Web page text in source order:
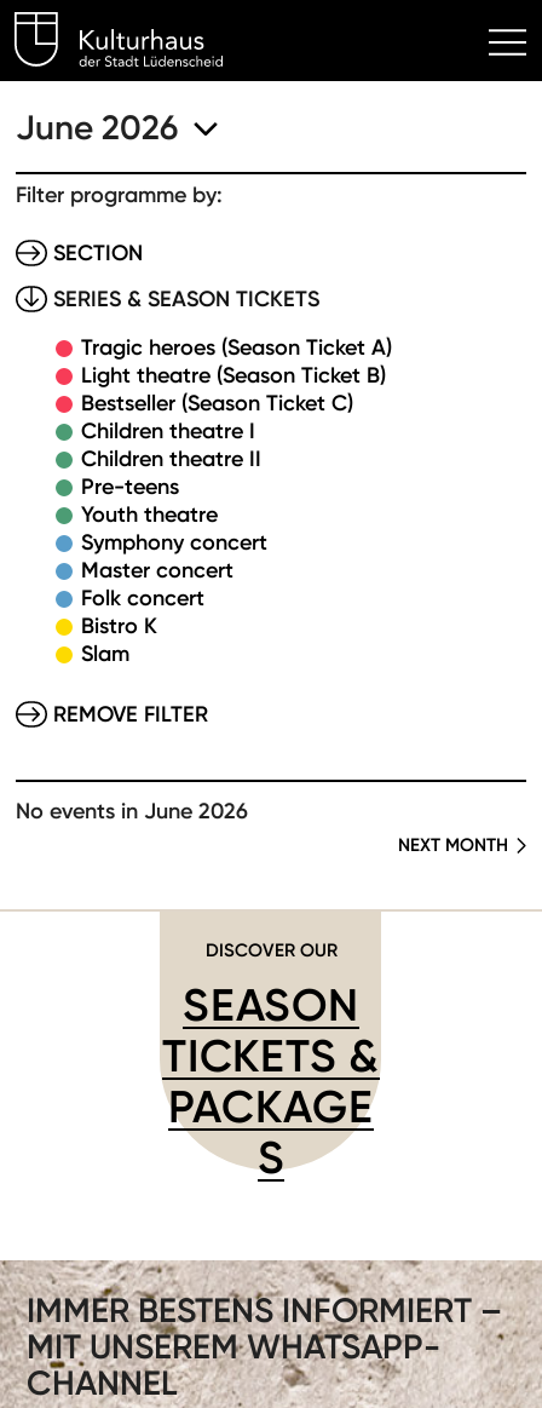
Kulturhaus Lüdenscheid
June 2026
Filter programme by:
SECTION
SERIES & SEASON TICKETS
Tragic heroes (Season Ticket A)
Light theatre (Season Ticket B)
Bestseller (Season Ticket C)
Children theatre I
Children theatre II
Pre-teens
Youth theatre
Symphony concert
Master concert
Folk concert
Bistro K
Slam
REMOVE FILTER
No events in June 2026
NEXT MONTH
DISCOVER OUR
SEASON
TICKETS &
PACKAGE
S
IMMER BESTENS INFORMIERT –
MIT UNSEREM WHATSAPP-
CHANNEL